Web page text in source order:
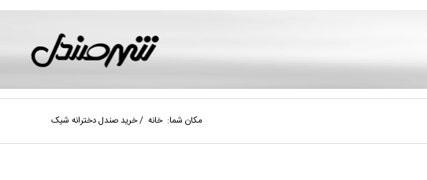
مکان شما: خانه /خرید صندل دخترانه شیک